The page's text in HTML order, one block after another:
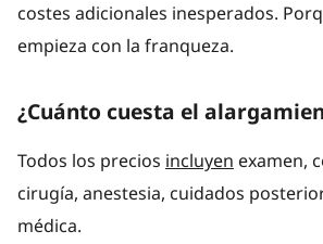
costes adicionales inesperados.
empieza con la franqueza.
¿Cuánto cuesta el
Todos los precios incluyen examen,
cirugía, anestesia, cuidados
médica.